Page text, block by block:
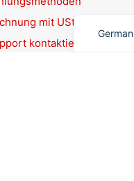
mit USt.-Ausweis?
kontaktieren
German